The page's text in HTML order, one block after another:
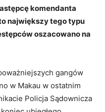
komendanta
największy tego typu
oszacowano na
gangów
w Makau w ostatnim
Policja Sądownicza